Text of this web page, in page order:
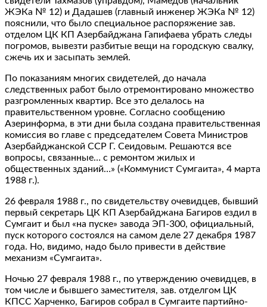
ЖЭКа № 12) и Дадашев (главный инженер ЖЭКа № 12)
пояснили, что было специальное распоряжение зав.
отделом ЦК КП Азербайджана Гапифаева убрать следы
погромов, вывезти разбитые вещи на городскую свалку,
сжечь их и засыпать землей.
По показаниям многих свидетелей, до начала
следственных работ было отремонтировано множество
разгромленных квартир. Все это делалось на
правительственном уровне. Согласно сообщению
Азеринформа, в эти дни была создана правительственная
комиссия во главе с председателем Совета Министров
Азербайджанской ССР Г. Сеидовым. Решаются все
вопросы, связанные… с ремонтом жилых и
общественных зданий…» («Коммунист Сумгаита», 4 марта
1988 г.).
26 февраля 1988 г., по свидетельству очевидцев, бывший
первый секретарь ЦК КП Азербайджана Багиров ездил в
Сумгаит и был «на пуске» завода ЭП-300, официальный,
пуск которого состоялся на самом деле 27 декабря 1987
года. Но, видимо, надо было привести в действие
механизм «Сумгаита».
Ночью 27 февраля 1988 г., по утверждению очевидцев, в
том числе и бывшего заместителя, зав. отделгом ЦК
КПСС Харченко, Багиров собрал в Сумгаите партийно-